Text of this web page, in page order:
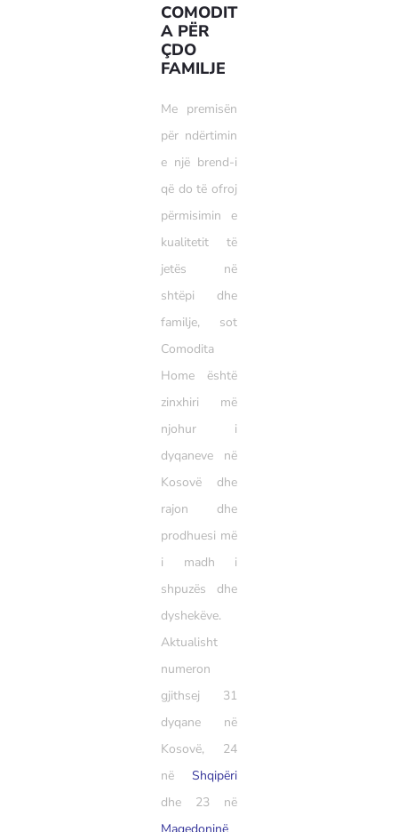
COMODIT
A PËR
ÇDO
FAMILJE
Me premisën
për ndërtimin
e një brend-i
që do të ofroj
përmisimin e
kualitetit të
jetës në
shtëpi dhe
familje, sot
Comodita
Home është
zinxhiri më
njohur i
dyqaneve në
Kosovë dhe
rajon dhe
prodhuesi më
i madh i
shpuzës dhe
dyshekëve.
Aktualisht
numeron
gjithsej 31
dyqane në
Kosovë, 24
në Shqipëri
dhe 23 në
Maqedoninë